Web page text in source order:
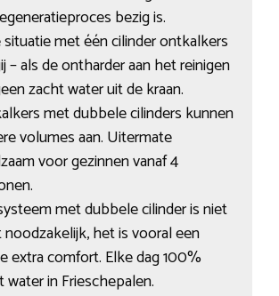
bezig is.
situatie met één cilinder ontkalkers
– als de ontharder aan het reinigen
zacht water uit de kraan.
met dubbele cilinders kunnen
volumes aan. Uitermate
voor gezinnen vanaf 4
met dubbele cilinder is niet
het is vooral een
extra comfort. Elke dag 100%
water in Frieschepalen.